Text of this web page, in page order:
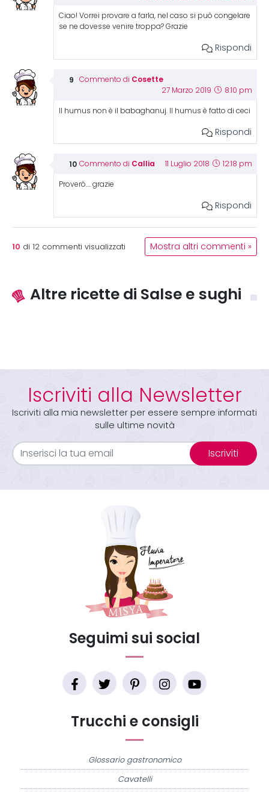
Ciao! Vorrei provare a farla, nel caso si può congelare
se ne dovesse venire troppa? Grazie
Rispondi
Commento di Cosette
27 Marzo 2019 8:10 pm
Il humus non è il babaghanuj. Il humus è fatto di ceci
Rispondi
Commento di Callia 11 Luglio 2018 12:18 pm
Proverò…. grazie
Rispondi
10 di 12 commenti visualizzati Mostra altri commenti »
Altre ricette di Salse e sughi
Iscriviti alla Newsletter
Iscriviti alla mia newsletter per essere sempre informati
sulle ultime novità
Iscriviti
Trucchi e consigli
Glossario gastronomico
Cavatelli
Seguimi sui social